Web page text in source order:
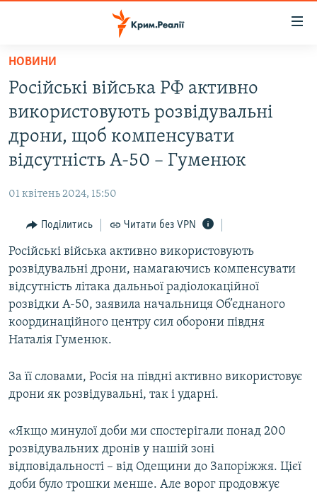
Перейти
основного
матеріалу
до
основної
Перейти
пошуку
ВІДЕО ТА ФОТО
ПОЛІТИКА
ІНТЕРВ'Ю
ВСЕ ЗА ДЕНЬ
СПЕЦПРОЕКТИ
ДЕПОРТАЦІЯ
ВІДЕОУРОКИ «ELIFBE»
УКРАЇНСЬКА ПРОБЛЕМА КРИМУ
ЯК ОБІЙТИ БЛОКУВАННЯ
Русский
Усі сайти RFE/RL
НОВИНИ
Російські війська РФ активно
використовують розвідувальні
дрони, щоб компенсувати
відсутність А-50 – Гуменюк
01 квітень 2024, 15:50
Поділитись Читати без VPN
Російські війська активно використовують
розвідувальні дрони, намагаючись компенсувати
відсутність літака дальньої радіолокаційної
розвідки А-50, заявила начальниця Об’єднаного
координаційного центру сил оборони півдня
Наталія Гуменюк.
За її словами, Росія на півдні активно використовує
дрони як розвідувальні, так і ударні.
«Якщо минулої доби ми спостерігали понад 200
розвідувальних дронів у нашій зоні
відповідальності – від Одещини до Запоріжжя. Цієї
доби було трошки менше. Але ворог продовжує